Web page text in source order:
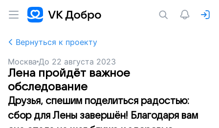
Вернуться к проекту
Москва До 22 августа 2023
Лена пройдёт важное
обследование
Друзья, спешим поделиться радостью:
сбор для Лены завершён! Благодаря вам